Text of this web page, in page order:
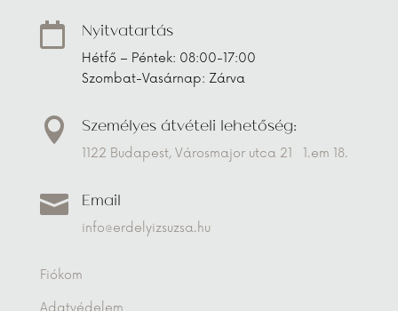
 Nyitvatartás
Hétfő – Péntek: 08:00-17:00
Szombat-Vasárnap: Zárva
 Személyes átvételi lehetőség:
1122 Budapest, Városmajor utca 21 1.em 18.
 Email
info@erdelyizsuzsa.hu
Fiókom